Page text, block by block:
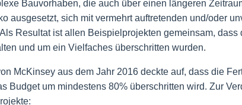
Bauvorhaben, die auch über einen längeren
ausgesetzt, sich mit vermehrt auftretenden und/oder
Resultat ist allen Beispielprojekten gemeinsam,
und um ein Vielfaches überschritten wurden.
McKinsey aus dem Jahr 2016 deckte auf, dass die
Budget um mindestens 80% überschritten wird. Zur